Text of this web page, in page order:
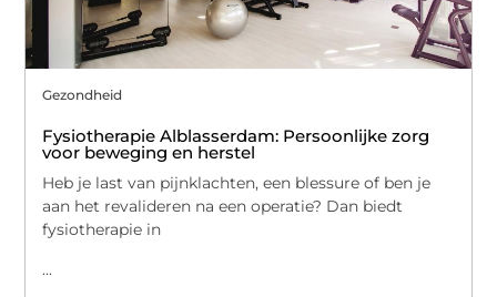
Gezondheid
Fysiotherapie Alblasserdam: Persoonlijke zorg
voor beweging en herstel
Heb je last van pijnklachten, een blessure of ben je
aan het revalideren na een operatie? Dan biedt
fysiotherapie in
...